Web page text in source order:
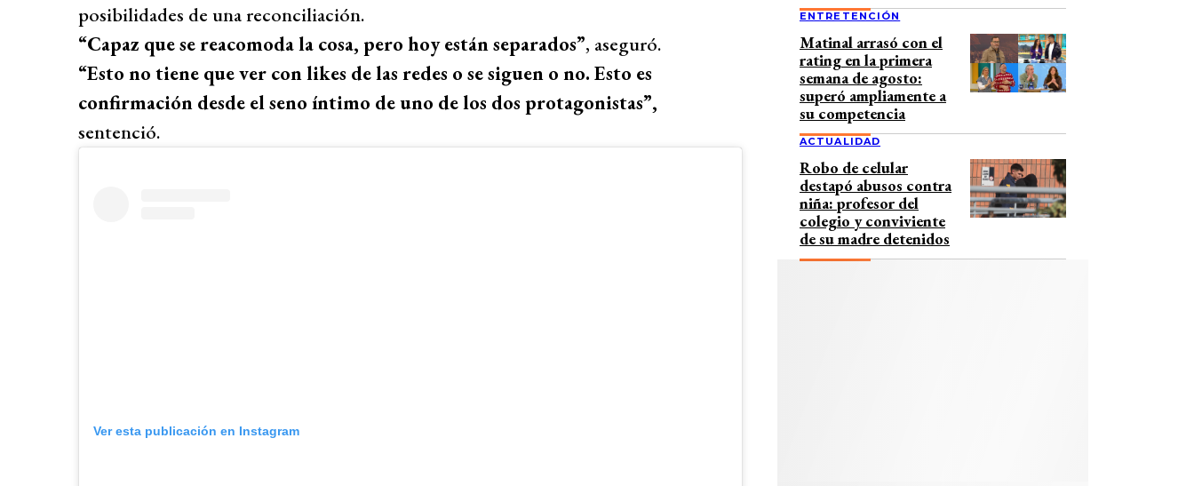
posibilidades de una reconciliación.
“Capaz que se reacomoda la cosa, pero hoy están separados”, aseguró.
“Esto no tiene que ver con likes de las redes o se siguen o no. Esto es
confirmación desde el seno íntimo de uno de los dos protagonistas”,
sentenció.
Ver esta publicación en Instagram
ENTRETENCIÓN
Matinal arrasó con el
rating en la primera
semana de agosto:
superó ampliamente a
su competencia
ACTUALIDAD
Robo de celular
destapó abusos contra
niña: profesor del
colegio y conviviente
de su madre detenidos